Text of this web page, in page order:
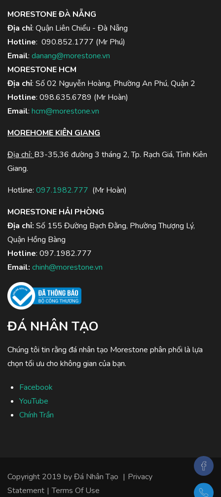
MORESTONE ĐÀ NẴNG
Địa chỉ: Quận Liên Chiểu - Đà Nẵng
Hotline: 090.852.1777 (Mr Phú)
Email: danang@morestone.vn
MORESTONE HCM
Địa chỉ: Số 02 Nguyễn Hoàng, Phường An Phú, Quận 2
Hotline: 098.635.6789 (Mr Hoàn)
Email: hcm@morestone.vn
MOREHOME KIÊN GIANG
Địa chỉ: B3-35,36 đường 3 tháng 2, Tp. Rạch Giá, Tỉnh Kiên
Giang.
Hotline: 097.1982.777 (Mr Hoàn)
MORESTONE HẢI PHÒNG
Địa chỉ: Số 155 Đường Bạch Đằng, Phường Thượng Lý,
Quận Hồng Bàng
Hotline: 097.1982.777
Email: chinh@morestone.vn
ĐÁ NHÂN TẠO
Chúng tôi tin rằng đá nhân tạo Morestone phân phối là lựa
chọn tối ưu cho không gian của bạn.
Facebook
YouTube
Chính Trần
Copyright 2019 byĐá Nhân Tạo | Privacy
Statement | Terms Of Use